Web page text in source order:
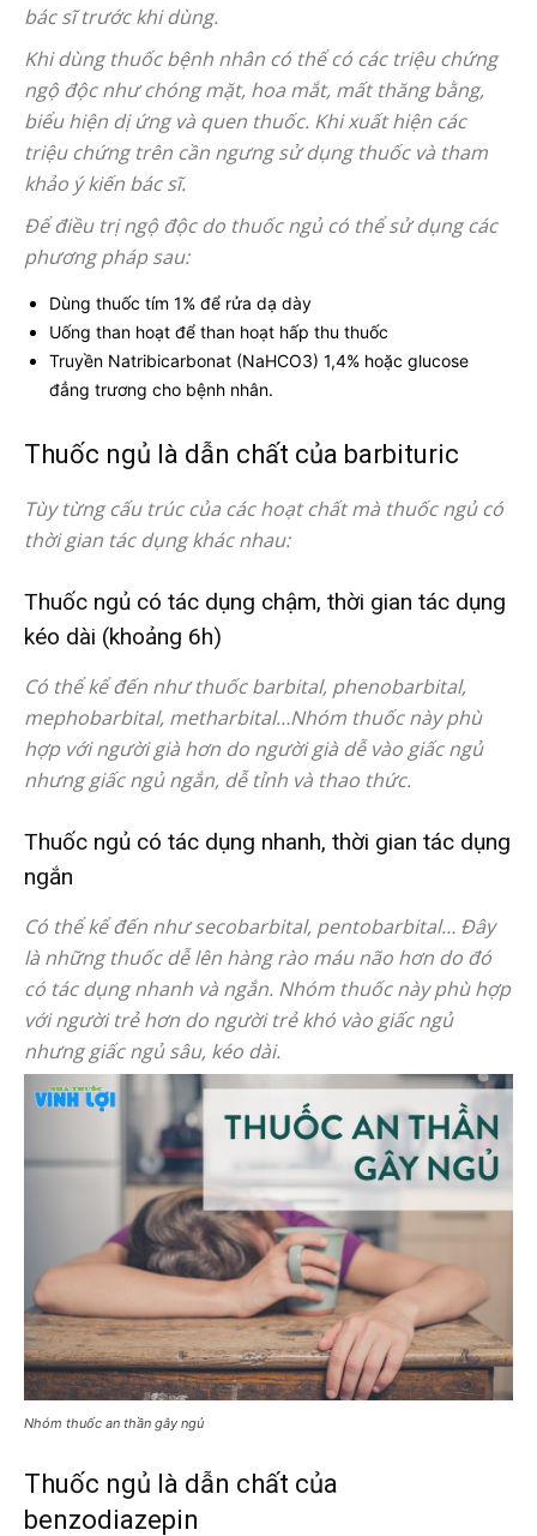
bác sĩ trước khi dùng.
Khi dùng thuốc bệnh nhân có thể có các triệu chứng
ngộ độc như chóng mặt, hoa mắt, mất thăng bằng,
biểu hiện dị ứng và quen thuốc. Khi xuất hiện các
triệu chứng trên cần ngưng sử dụng thuốc và tham
khảo ý kiến bác sĩ.
Để điều trị ngộ độc do thuốc ngủ có thể sử dụng các
phương pháp sau:
Dùng thuốc tím 1% để rửa dạ dày
Uống than hoạt để than hoạt hấp thu thuốc
Truyền Natribicarbonat (NaHCO3) 1,4% hoặc glucose
đẳng trương cho bệnh nhân.
Thuốc ngủ là dẫn chất của barbituric
Tùy từng cấu trúc của các hoạt chất mà thuốc ngủ có
thời gian tác dụng khác nhau:
Thuốc ngủ có tác dụng chậm, thời gian tác dụng
kéo dài (khoảng 6h)
Có thể kể đến như thuốc barbital, phenobarbital,
mephobarbital, metharbital…Nhóm thuốc này phù
hợp với người già hơn do người già dễ vào giấc ngủ
nhưng giấc ngủ ngắn, dễ tỉnh và thao thức.
Thuốc ngủ có tác dụng nhanh, thời gian tác dụng
ngắn
Có thể kể đến như secobarbital, pentobarbital… Đây
là những thuốc dễ lên hàng rào máu não hơn do đó
có tác dụng nhanh và ngắn. Nhóm thuốc này phù hợp
với người trẻ hơn do người trẻ khó vào giấc ngủ
nhưng giấc ngủ sâu, kéo dài.
Nhóm thuốc an thần gây ngủ
Thuốc ngủ là dẫn chất của
benzodiazepin